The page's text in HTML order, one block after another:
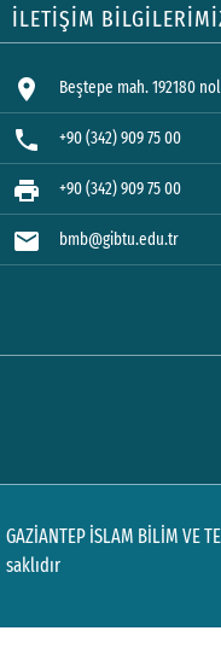
İLETİŞİM
location_on Beştepe mah. 192180
phone +90 (342) 909 75 00
print +90 (342) 909 75 00
mail bmb@gibtu.edu.tr
GAZİANTEP İSLAM BİLİM VE
saklıdır